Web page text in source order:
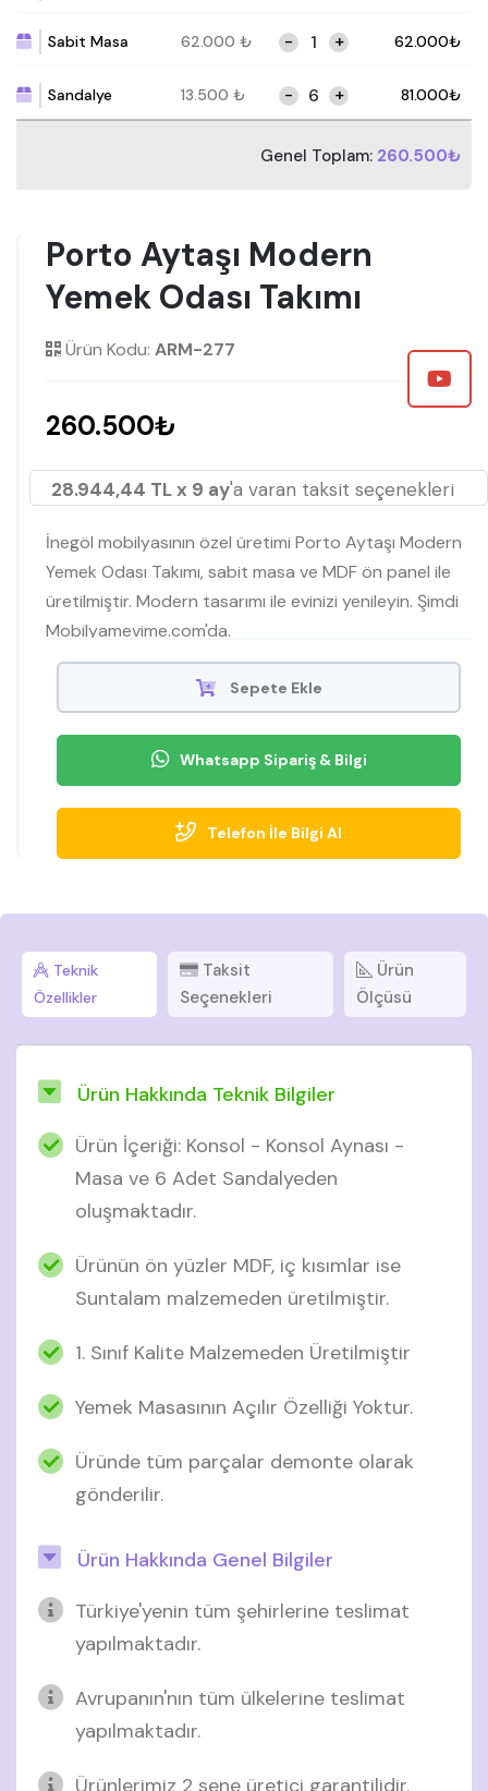
Sabit Masa 62.000 ₺ - + 62.000₺
Sandalye 13.500 ₺ - + 81.000₺
Genel Toplam: 260.500₺
Porto Aytaşı Modern
Yemek Odası Takımı
Ürün Kodu: ARM-277
260.500₺
28.944,44 TL x 9 ay'a varan taksit seçenekleri
İnegöl mobilyasının özel üretimi Porto Aytaşı Modern
Yemek Odası Takımı, sabit masa ve MDF ön panel ile
üretilmiştir. Modern tasarımı ile evinizi yenileyin. Şimdi
Mobilyamevime.com'da.
Sepete Ekle
Whatsapp Sipariş & Bilgi
Telefon İle Bilgi Al
Teknik
Özellikler
Taksit
Seçenekleri
Ürün
Ölçüsü
Ürün Hakkında Teknik Bilgiler
Ürün İçeriği: Konsol - Konsol Aynası -
Masa ve 6 Adet Sandalyeden
oluşmaktadır.
Ürünün ön yüzler MDF, iç kısımlar ise
Suntalam malzemeden üretilmiştir.
1. Sınıf Kalite Malzemeden Üretilmiştir
Yemek Masasının Açılır Özelliği Yoktur.
Üründe tüm parçalar demonte olarak
gönderilir.
Ürün Hakkında Genel Bilgiler
Türkiye'yenin tüm şehirlerine teslimat
yapılmaktadır.
Avrupanın'nın tüm ülkelerine teslimat
yapılmaktadır.
Ürünlerimiz 2 sene üretici garantilidir.